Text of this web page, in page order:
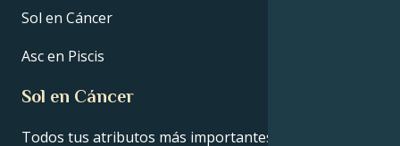
Sol en Cáncer
Asc en Piscis
Sol en Cáncer
Todos tus atributos más importantes, incluidos tus